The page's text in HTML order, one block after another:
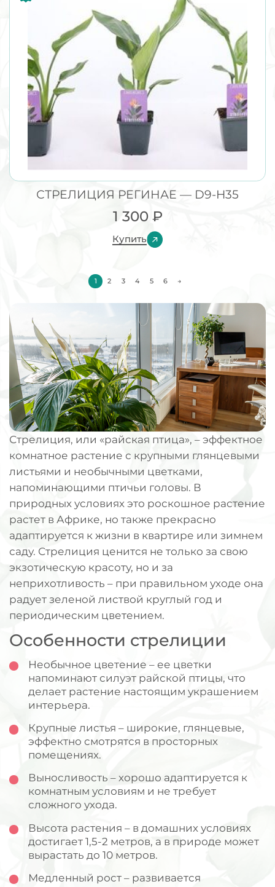
СТРЕЛИЦИЯ РЕГИНАЕ — D9-H35
1 300 ₽
Купить
1 2 3 4 5 6 →
Стрелиция, или «райская птица», – эффектное
комнатное растение с крупными глянцевыми
листьями и необычными цветками,
напоминающими птичьи головы. В
природных условиях это роскошное растение
растет в Африке, но также прекрасно
адаптируется к жизни в квартире или зимнем
саду. Стрелиция ценится не только за свою
экзотическую красоту, но и за
неприхотливость – при правильном уходе она
радует зеленой листвой круглый год и
периодическим цветением.
Особенности стрелиции
Необычное цветение – ее цветки
напоминают силуэт райской птицы, что
делает растение настоящим украшением
интерьера.
Крупные листья – широкие, глянцевые,
эффектно смотрятся в просторных
помещениях.
Выносливость – хорошо адаптируется к
комнатным условиям и не требует
сложного ухода.
Высота растения – в домашних условиях
достигает 1,5-2 метров, а в природе может
вырастать до 10 метров.
Медленный рост – развивается